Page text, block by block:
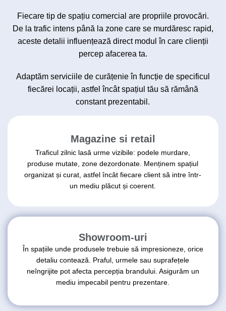
Fiecare tip de spațiu comercial are propriile provocări.
De la trafic intens până la zone care se murdăresc rapid,
aceste detalii influențează direct modul în care clienții
percep afacerea ta.
Adaptăm serviciile de curățenie în funcție de specificul
fiecărei locații, astfel încât spațiul tău să rămână
constant prezentabil.
Magazine si retail
Traficul zilnic lasă urme vizibile: podele murdare,
produse mutate, zone dezordonate. Menținem spațiul
organizat și curat, astfel încât fiecare client să intre într-
un mediu plăcut și coerent.
Showroom-uri
În spațiile unde produsele trebuie să impresioneze, orice
detaliu contează. Praful, urmele sau suprafețele
neîngrijite pot afecta percepția brandului. Asigurăm un
mediu impecabil pentru prezentare.